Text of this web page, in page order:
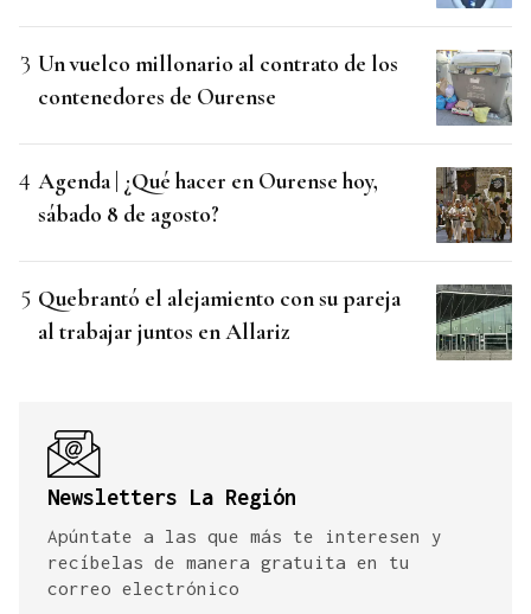
Un vuelco millonario al contrato de los
contenedores de Ourense
Agenda | ¿Qué hacer en Ourense hoy,
sábado 8 de agosto?
Quebrantó el alejamiento con su pareja
al trabajar juntos en Allariz
Newsletters La Región
Apúntate a las que más te interesen y
recíbelas de manera gratuita en tu
correo electrónico